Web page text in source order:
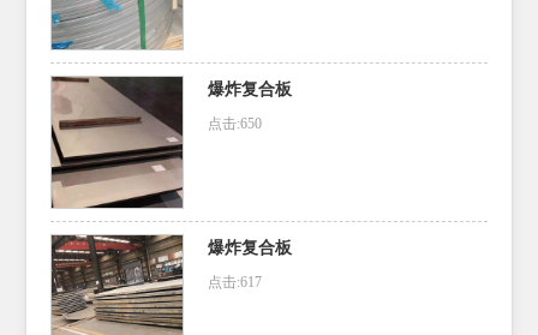
爆炸复合板
点击:650
爆炸复合板
点击:617